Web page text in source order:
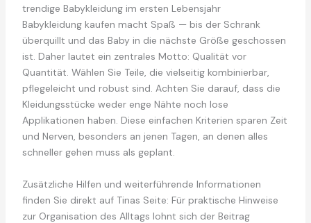
trendige Babykleidung im ersten Lebensjahr
Babykleidung kaufen macht Spaß — bis der Schrank
überquillt und das Baby in die nächste Größe geschossen
ist. Daher lautet ein zentrales Motto: Qualität vor
Quantität. Wählen Sie Teile, die vielseitig kombinierbar,
pflegeleicht und robust sind. Achten Sie darauf, dass die
Kleidungsstücke weder enge Nähte noch lose
Applikationen haben. Diese einfachen Kriterien sparen Zeit
und Nerven, besonders an jenen Tagen, an denen alles
schneller gehen muss als geplant.
Zusätzliche Hilfen und weiterführende Informationen
finden Sie direkt auf Tinas Seite: Für praktische Hinweise
zur Organisation des Alltags lohnt sich der Beitrag